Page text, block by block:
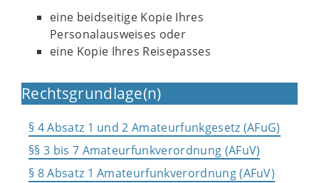
eine beidseitige Kopie Ihres
Personalausweises oder
eine Kopie Ihres Reisepasses
Rechtsgrundlage(n)
§ 4 Absatz 1 und 2 Amateurfunkgesetz (AFuG)
§§ 3 bis 7 Amateurfunkverordnung (AFuV)
§ 8 Absatz 1 Amateurfunkverordnung (AFuV)